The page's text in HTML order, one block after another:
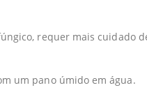
requer mais cuidado
um pano úmido em água.